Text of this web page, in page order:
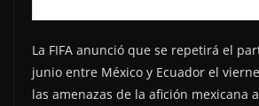
La FIFA anunció que se repetirá el
junio entre México y Ecuador el
las amenazas de la afición mexicana